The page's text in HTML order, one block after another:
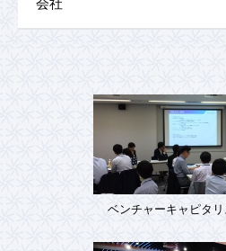
会社
ベンチャーキャピタ